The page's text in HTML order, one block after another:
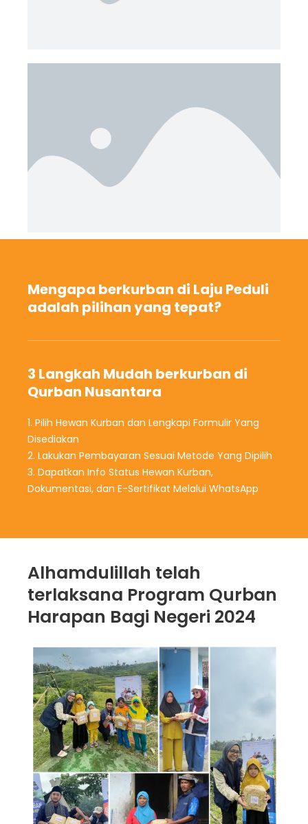
Mengapa berkurban di Laju Peduli
adalah pilihan yang tepat?
3 Langkah Mudah berkurban di
Qurban Nusantara
1. Pilih Hewan Kurban dan Lengkapi Formulir Yang
Disediakan
2. Lakukan Pembayaran Sesuai Metode Yang Dipilih
3. Dapatkan Info Status Hewan Kurban,
Dokumentasi, dan E-Sertifikat Melalui WhatsApp
Alhamdulillah telah
terlaksana Program Qurban
Harapan Bagi Negeri 2024